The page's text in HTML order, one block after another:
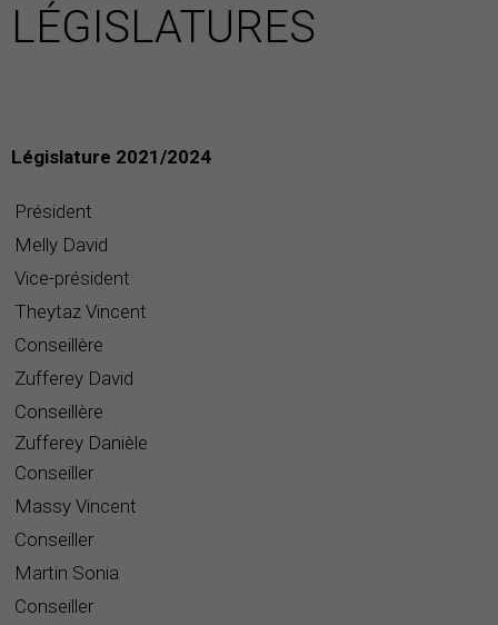
LÉGISLATURES
Législature 2021/2024
Président
Melly David
Vice-président
Theytaz Vincent
Conseillère
Zufferey David
Conseillère
Zufferey Danièle
Conseiller
Massy Vincent
Conseiller
Martin Sonia
Conseiller